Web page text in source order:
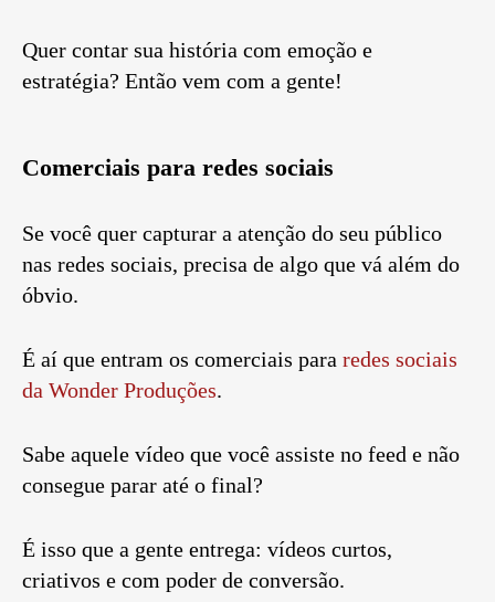
Quer contar sua história com emoção e
estratégia? Então vem com a gente!
Comerciais para redes sociais
Se você quer capturar a atenção do seu público
nas redes sociais, precisa de algo que vá além do
óbvio.
É aí que entram os comerciais para redes sociais
da Wonder Produções.
Sabe aquele vídeo que você assiste no feed e não
consegue parar até o final?
É isso que a gente entrega: vídeos curtos,
criativos e com poder de conversão.